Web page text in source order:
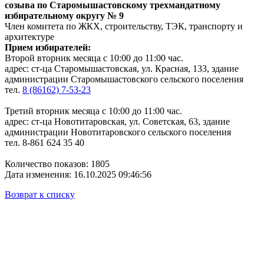
созыва по Старомышастовскому трехмандатному
избирательному округу № 9
Член комитета по ЖКХ, строительству, ТЭК, транспорту и
архитектуре
Прием избирателей:
Второй вторник месяца с 10:00 до 11:00 час.
адрес: ст-ца Старомышастовская, ул. Красная, 133, здание
администрации Старомышастовского сельского поселения
тел. 8 (86162) 7-53-23
Третий вторник месяца с 10:00 до 11:00 час.
адрес: ст-ца Новотитаровская, ул. Советская, 63, здание
администрации Новотитаровского сельского поселения
тел. 8-861 624 35 40
Количество показов: 1805
Дата изменения: 16.10.2025 09:46:56
Возврат к списку